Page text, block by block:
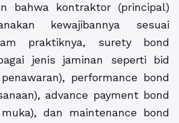
bahwa kontraktor (principal)
kewajibannya sesuai
praktiknya, surety bond
jenis jaminan seperti bid
performance bond
advance payment bond
dan maintenance bond